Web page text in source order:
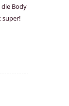
Body
super!